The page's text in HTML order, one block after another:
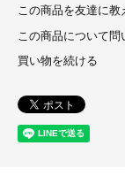
この商品を友達に教
この商品について問
買い物を続ける